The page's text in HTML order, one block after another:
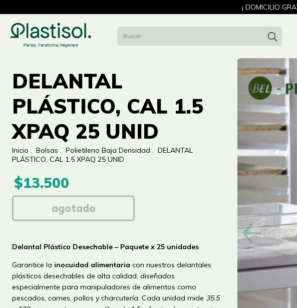
¡ DOMICILIO
DELANTAL
PLÁSTICO, CAL 1.5
XPAQ 25 UNID
Inicio . Bolsas . Polietileno Baja Densidad . DELANTAL
PLÁSTICO, CAL 1.5 XPAQ 25 UNID
$13.500
Delantal Plástico Desechable – Paquete x 25 unidades
Garantice la inocuidad alimentaria con nuestros delantales
plásticos desechables de alta calidad, diseñados
especialmente para manipuladores de alimentos como
pescados, carnes, pollos y charcutería. Cada unidad mide 35.5